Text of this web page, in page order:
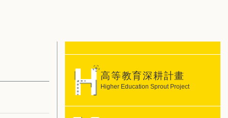
高等教育深耕計畫
Higher Education Sprout Project